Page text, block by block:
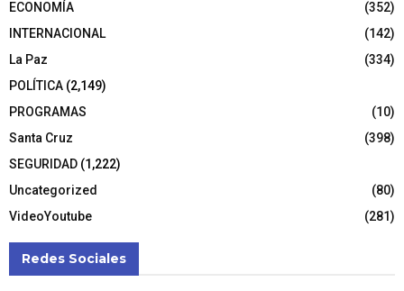
ECONOMÍA
(352)
INTERNACIONAL
(142)
La Paz
(334)
POLÍTICA (2,149)
PROGRAMAS
(10)
Santa Cruz
(398)
SEGURIDAD (1,222)
Uncategorized
(80)
VideoYoutube
(281)
Redes Sociales